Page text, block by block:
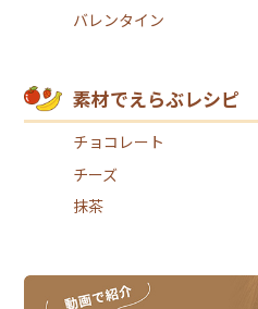
バレンタイン
素材でえらぶレシピ
チョコレート
チーズ
抹茶